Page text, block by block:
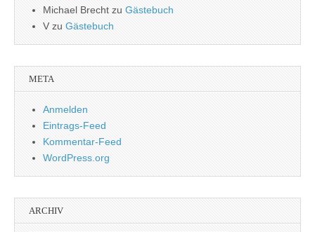
Michael Brecht zu Gästebuch
Vzu Gästebuch
META
Anmelden
Eintrags-Feed
Kommentar-Feed
WordPress.org
ARCHIV